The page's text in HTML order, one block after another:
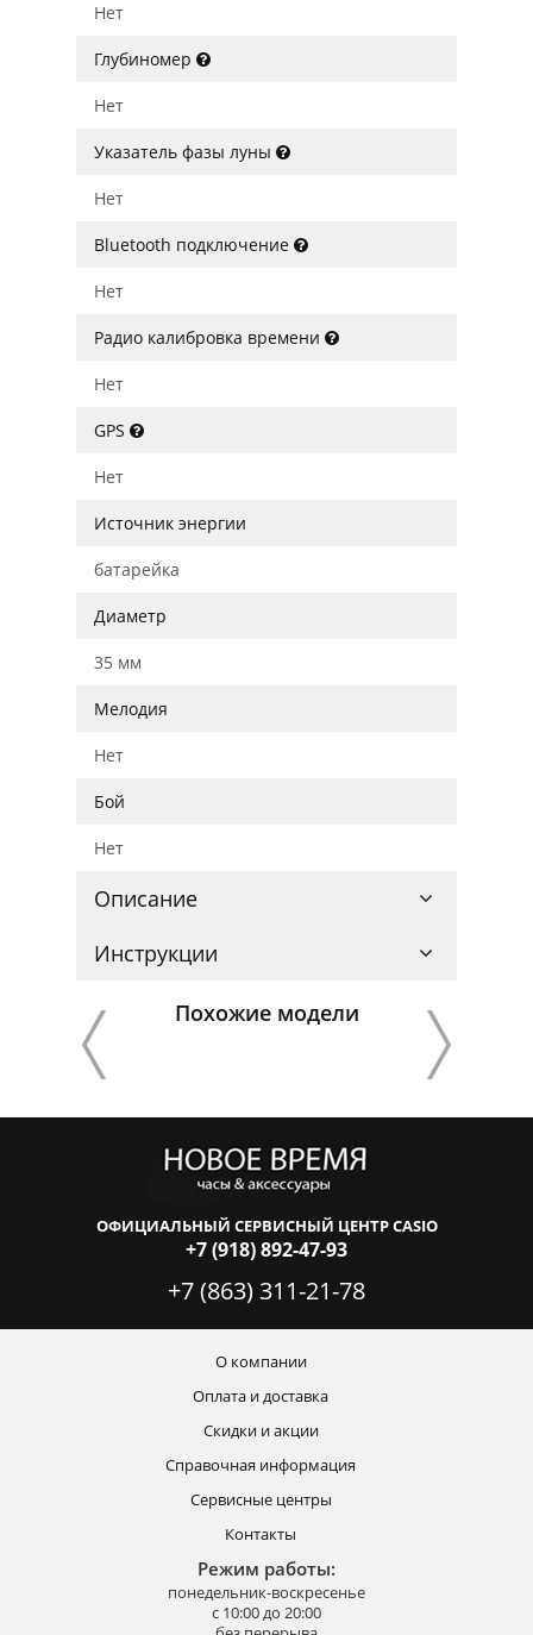
Нет
Глубиномер
Нет
Указатель фазы луны
Нет
Bluetooth подключение
Нет
Радио калибровка времени
Нет
GPS
Нет
Источник энергии
батарейка
Диаметр
35 мм
Мелодия
Нет
Бой
Нет
Описание
Инструкции
Похожие модели
ОФИЦИАЛЬНЫЙ СЕРВИСНЫЙ ЦЕНТР CASIO
+7 (918) 892-47-93
+7 (863) 311-21-78
О компании
Оплата и доставка
Скидки и акции
Справочная информация
Сервисные центры
Контакты
Режим работы:
понедельник-воскресенье
с 10:00 до 20:00